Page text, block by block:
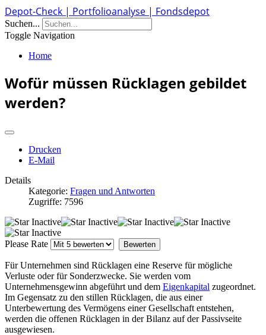
Depot-Check | Portfolioanalyse | Fondsdepot
Suchen...
Toggle Navigation
Home
Wofür müssen Rücklagen gebildet
werden?
Drucken
E-Mail
Details
Kategorie: Fragen und Antworten
Zugriffe: 7596
Please Rate
Für Unternehmen sind Rücklagen eine Reserve für mögliche
Verluste oder für Sonderzwecke. Sie werden vom
Unternehmensgewinn abgeführt und dem Eigenkapital zugeordnet.
Im Gegensatz zu den stillen Rücklagen, die aus einer
Unterbewertung des Vermögens einer Gesellschaft entstehen,
werden die offenen Rücklagen in der Bilanz auf der Passivseite
ausgewiesen.